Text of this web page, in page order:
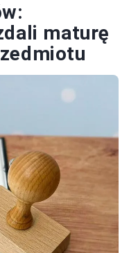
maturę